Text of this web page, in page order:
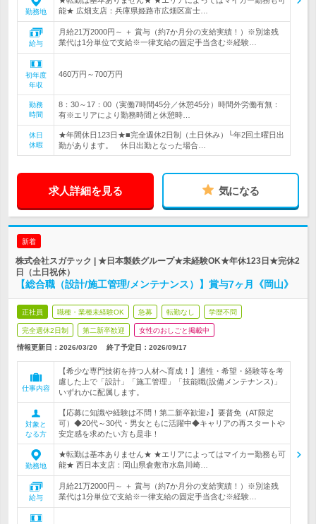
勤務地
能★ 広畑支店：兵庫県姫路市広畑区富士…
給与
月給21万2000円～ ＋ 賞与（約7か月分の支給実績！）※別途残
業代は1分単位で支給※一律支給の固定手当含む※経験…
初年度
年収
460万円～700万円
勤務
時間
8：30～17：00（実働7時間45分／休憩45分）時間外労働有無：
有※エリアにより勤務時間と休憩時…
休日
休暇
★年間休日123日★■完全週休2日制（土日休み）└年2回土曜日出
勤があります。 休日出勤となった場合…
求人詳細を見る 気になる
新着
株式会社スガテック | ★日本製鉄グループ★未経験OK★年休123日★完休2
日（土日祝休）
【総合職（設計/施工管理/メンテナンス）】賞与7ヶ月《岡山》
正社員 職種・業種未経験OK 急募 転勤なし 学歴不問
完全週休2日制 第二新卒歓迎 女性のおしごと掲載中
情報更新日：2026/03/20 終了予定日： 2026/09/17
仕事内容
【希少な専門技術を持つ人材へ育成！】適性・希望・経験等を考
慮した上で「設計」「施工管理」「技能職(設備メンテナンス)」
いずれかに配属します。
対象と
なる方
【応募に知識や経験は不問！第二新卒歓迎♪】要普免（AT限定
可）◆20代～30代・男女ともに活躍中◆キャリアの再スタートや
安定感を求めたい方も是非！
勤務地
★転勤は基本ありません★ ★エリアによってはマイカー勤務も可
能★ 西日本支店：岡山県倉敷市水島川崎…
給与
月給21万2000円～ ＋ 賞与（約7か月分の支給実績！）※別途残
業代は1分単位で支給※一律支給の固定手当含む※経験…